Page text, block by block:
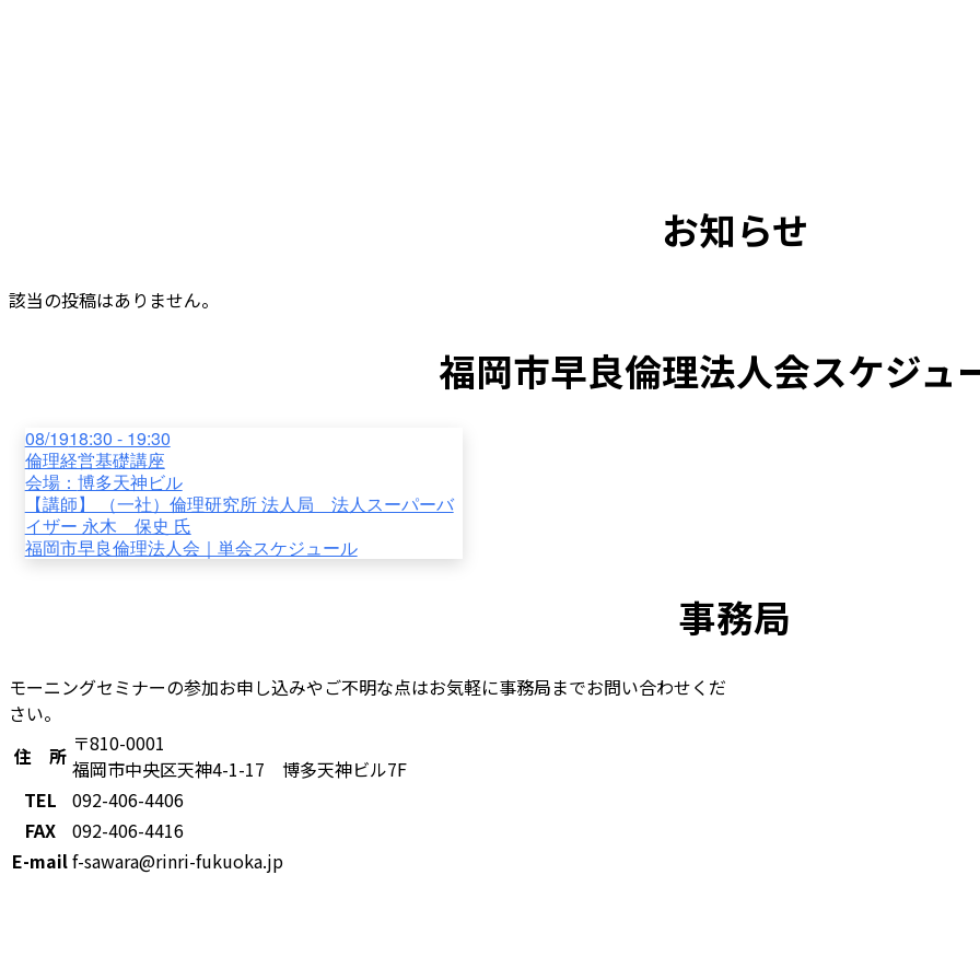
お知らせ
該当の投稿はありません。
福岡市早良倫理法人会スケジュ
08/1918:30 - 19:30
倫理経営基礎講座
会場： 博多天神ビル
【講師】 （一社）倫理研究所 法人局 法人スーパーバ
イザー 永木 保史 氏
福岡市早良倫理法人会｜単会スケジュール
事務局
モーニングセミナーの参加お申し込みやご不明な点はお気軽に事務局までお問い合わせくだ
さい。
住 所 〒810-0001
福岡市中央区天神4-1-17 博多天神ビル7F
TEL
092-406-4406
FAX
092-406-4416
E-mailf-sawara@rinri-fukuoka.jp